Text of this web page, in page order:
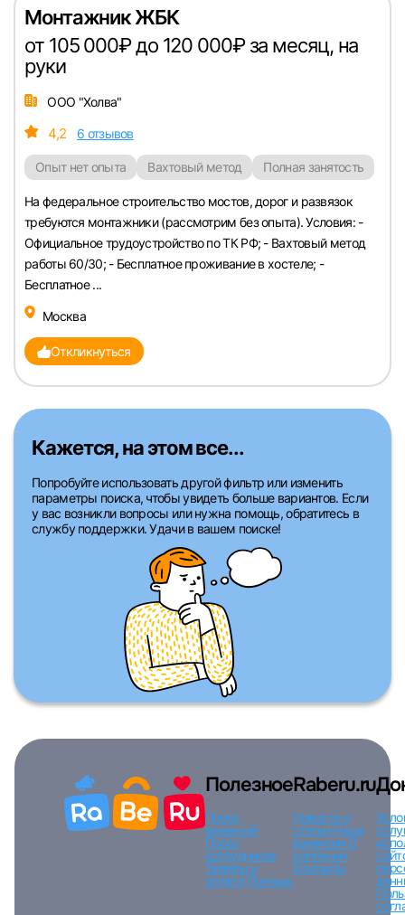
Пароль
или любым удобным способом
Вход по коду Регистрация Забыли
Монтажник ЖБК
от 105 000₽ до 120 000₽ за месяц, на
руки
ООО "Холва"
4,2 6 отзывов
Опыт нет опыта Вахтовый метод Полная занятость
На федеральное строительство мостов, дорог и развязок
требуются монтажники (рассмотрим без опыта). Условия: -
Официальное трудоустройство по ТК РФ; - Вахтовый метод
работы 60/30; - Бесплатное проживание в хостеле; -
Бесплатное ...
Москва
Откликнуться
Кажется, на этом все...
Попробуйте использовать другой фильтр или изменить
параметры поиска, чтобы увидеть больше вариантов. Если
у вас возникли вопросы или нужна помощь, обратитесь в
службу поддержки. Удачи в вашем поиске!
Полезное
Поиск
вакансий
Поиск
сотрудников
Тарифы и
оплата Помощь
Raberu.ru
Новости и
статьи Наши
вакансииО
компании
Контакты